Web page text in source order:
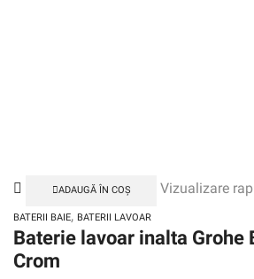
ADAUGĂ ÎN COȘ Vizualizare
BATERII BAIE, BATERII LAVOAR
Baterie lavoar inalta Grohe
Crom